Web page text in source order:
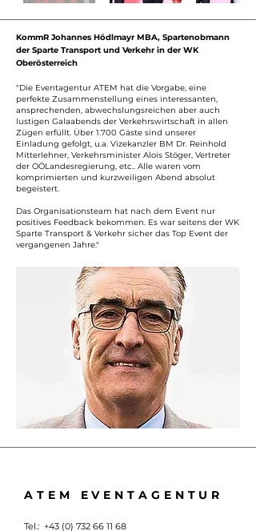
KommR Johannes Hödlmayr MBA, Spartenobmann
der Sparte Transport und Verkehr in der WK
Oberösterreich
"Die Eventagentur ATEM hat die Vorgabe, eine
perfekte Zusammenstellung eines interessanten,
ansprechenden, abwechslungsreichen aber auch
lustigen Galaabends der Verkehrswirtschaft in allen
Zügen erfüllt. Über 1.700 Gäste sind unserer
Einladung gefolgt, u.a. Vizekanzler BM Dr. Reinhold
Mitterlehner, Verkehrsminister Alois Stöger, Vertreter
der OÖLandesregierung, etc.. Alle waren vom
komprimierten und kurzweiligen Abend absolut
begeistert.
Das Organisationsteam hat nach dem Event nur
positives Feedback bekommen. Es war seitens der WK
Sparte Transport & Verkehr sicher das Top Event der
vergangenen Jahre."
ATEM EVENTAGENTUR
Tel.: +43 (0) 732 66 11 68